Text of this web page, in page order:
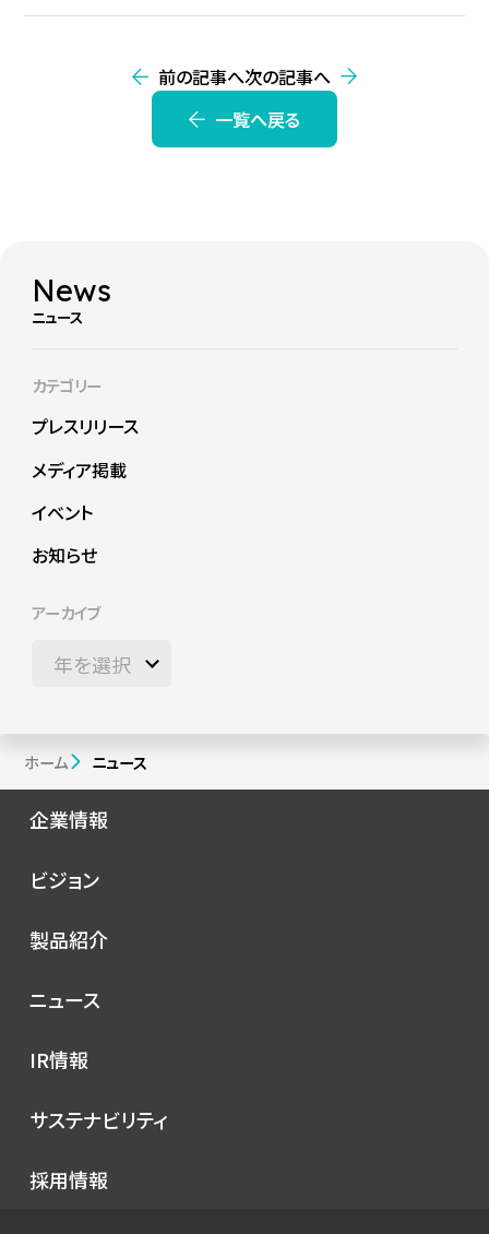
前の記事へ次の記事へ
一覧へ戻る
News
ニュース
カテゴリー
プレスリリース
メディア掲載
イベント
お知らせ
アーカイブ
ホーム ニュース
企業情報
会社概要
ビジョン
トップメッセージ
製品紹介
コンセプト
シノプスのこだわり
ニュース
プレスリリース
イベント
お知らせ
IR情報
IRニュース
財務ハイライト
サステナビリティ
環境
採用情報